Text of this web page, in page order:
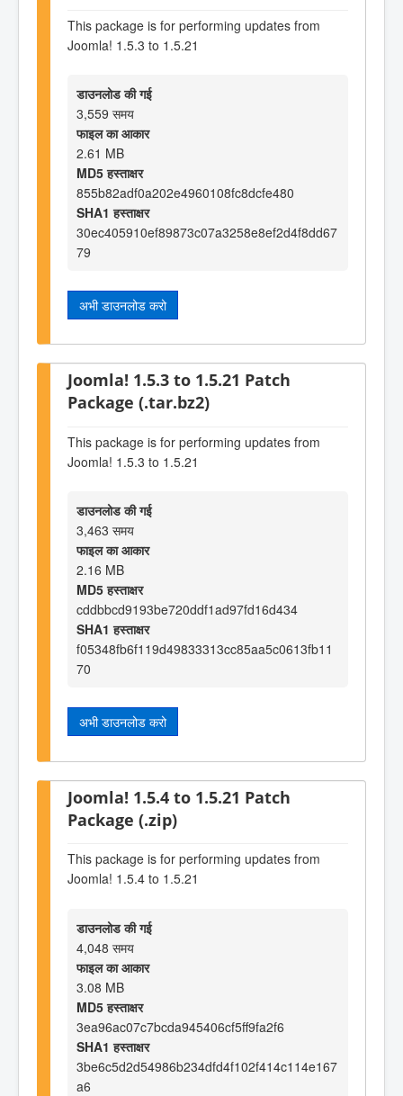
This package is for performing updates from
Joomla! 1.5.3 to 1.5.21
डाउनलोड की गई
3,559 समय
फाइल का आकार
2.61 MB
MD5 हस्ताक्षर
855b82adf0a202e4960108fc8dcfe480
SHA1 हस्ताक्षर
30ec405910ef89873c07a3258e8ef2d4f8dd67
79
अभी डाउनलोड करो
Joomla! 1.5.3 to 1.5.21 Patch
Package (.tar.bz2)
This package is for performing updates from
Joomla! 1.5.3 to 1.5.21
डाउनलोड की गई
3,463 समय
फाइल का आकार
2.16 MB
MD5 हस्ताक्षर
cddbbcd9193be720ddf1ad97fd16d434
SHA1 हस्ताक्षर
f05348fb6f119d49833313cc85aa5c0613fb11
70
अभी डाउनलोड करो
Joomla! 1.5.4 to 1.5.21 Patch
Package (.zip)
This package is for performing updates from
Joomla! 1.5.4 to 1.5.21
डाउनलोड की गई
4,048 समय
फाइल का आकार
3.08 MB
MD5 हस्ताक्षर
3ea96ac07c7bcda945406cf5ff9fa2f6
SHA1 हस्ताक्षर
3be6c5d2d54986b234dfd4f102f414c114e167
a6